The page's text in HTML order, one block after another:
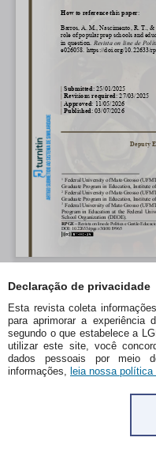
Declaração de privacidade
Esta revista coleta
para aprimorar a experiência
segundo o que estabelece a
utilizar este site, você
dados pessoais por meio
informações, leia nossa